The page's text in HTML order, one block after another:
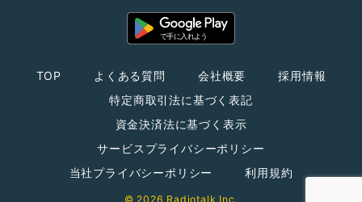
TOP よくある質問 会社概要
採用情報
特定商取引法に基づく表記
資金決済法に基づく表示
サービスプライバシーポリシー
当社プライバシーポリシー
利用規約
© 2026 Radiotalk Inc.